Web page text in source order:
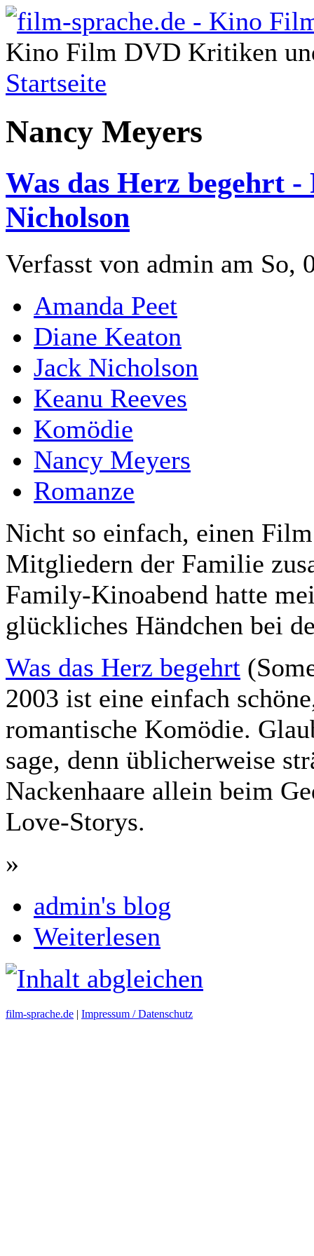
Kino Film DVD Kritiken
Startseite
Nancy Meyers
Was das Herz begehrt
Nicholson
Verfasst von admin am So,
Amanda Peet
Diane Keaton
Jack Nicholson
Keanu Reeves
Komödie
Nancy Meyers
Romanze
Nicht so einfach, einen
Mitgliedern der Familie
Family-Kinoabend hatte
glückliches Händchen bei
Was das Herz begehrt
2003 ist eine einfach
romantische Komödie.
sage, denn üblicherweise
Nackenhaare allein beim
Love-Storys.
»
admin's blog
Weiterlesen
film-sprache.de | Impressum / Datenschutz